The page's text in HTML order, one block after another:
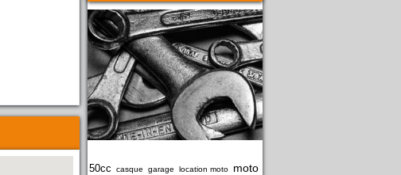
50cc casque garage location moto moto